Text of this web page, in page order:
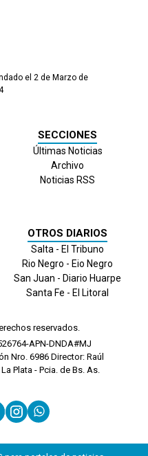
el 2 de Marzo de
SECCIONES
Últimas Noticias
Archivo
Noticias RSS
OTROS DIARIOS
Salta - El Tribuno
Rio Negro - Eio Negro
San Juan - Diario Huarpe
Santa Fe - El Litoral
reservados.
APN-DNDA#MJ
Nro. 6986 Director: Raúl
Plata - Pcia. de Bs. As.